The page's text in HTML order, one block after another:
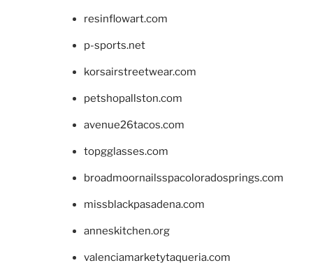
resinflowart.com
p-sports.net
korsairstreetwear.com
petshopallston.com
avenue26tacos.com
topgglasses.com
broadmoornailsspacoloradosprings.com
missblackpasadena.com
anneskitchen.org
valenciamarketytaqueria.com